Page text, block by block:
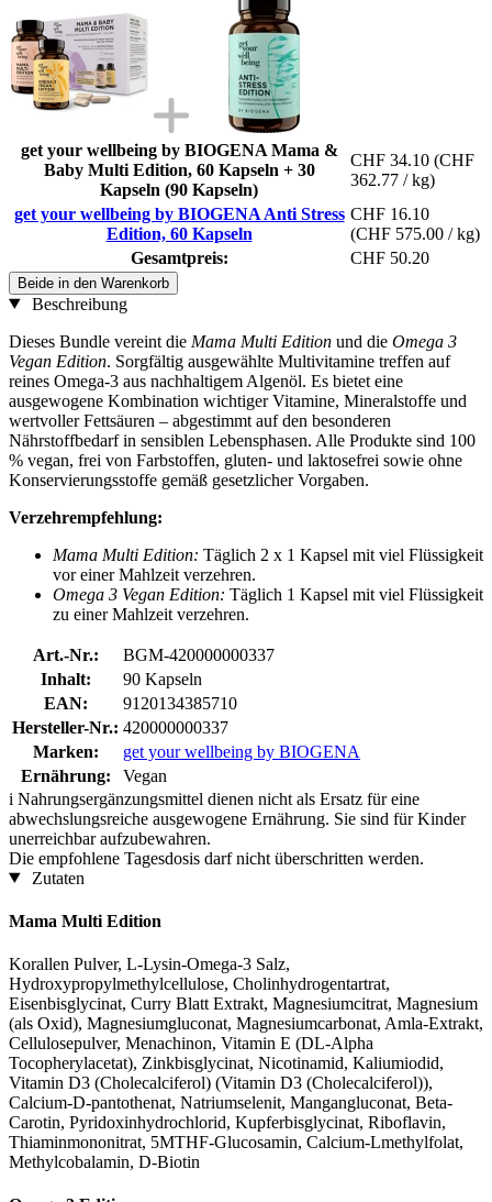
get your wellbeing by BIOGENA Mama &
Baby Multi Edition, 60 Kapseln + 30
Kapseln (90 Kapseln)
CHF 34.10 (CHF
362.77 / kg)
get your wellbeing by BIOGENA Anti Stress
Edition, 60 Kapseln
CHF 16.10
(CHF 575.00 / kg)
Gesamtpreis:
CHF 50.20
Beide in den Warenkorb
Beschreibung
Dieses Bundle vereint die Mama Multi Edition und die Omega 3
Vegan Edition. Sorgfältig ausgewählte Multivitamine treffen auf
reines Omega-3 aus nachhaltigem Algenöl. Es bietet eine
ausgewogene Kombination wichtiger Vitamine, Mineralstoffe und
wertvoller Fettsäuren – abgestimmt auf den besonderen
Nährstoffbedarf in sensiblen Lebensphasen. Alle Produkte sind 100
% vegan, frei von Farbstoffen, gluten- und laktosefrei sowie ohne
Konservierungsstoffe gemäß gesetzlicher Vorgaben.
Verzehrempfehlung:
Mama Multi Edition: Täglich 2 x 1 Kapsel mit viel Flüssigkeit
vor einer Mahlzeit verzehren.
Omega 3 Vegan Edition: Täglich 1 Kapsel mit viel Flüssigkeit
zu einer Mahlzeit verzehren.
Art.-Nr.:
BGM-420000000337
Inhalt:
90 Kapseln
EAN:
9120134385710
Hersteller-Nr.: 420000000337
Marken:
get your wellbeing by BIOGENA
Ernährung:
Vegan
i Nahrungsergänzungsmittel dienen nicht als Ersatz für eine
abwechslungsreiche ausgewogene Ernährung. Sie sind für Kinder
unerreichbar aufzubewahren.
Die empfohlene Tagesdosis darf nicht überschritten werden.
Zutaten
Mama Multi Edition
Korallen Pulver, L-Lysin-Omega-3 Salz,
Hydroxypropylmethylcellulose, Cholinhydrogentartrat,
Eisenbisglycinat, Curry Blatt Extrakt, Magnesiumcitrat, Magnesium
(als Oxid), Magnesiumgluconat, Magnesiumcarbonat, Amla-Extrakt,
Cellulosepulver, Menachinon, Vitamin E (DL-Alpha
Tocopherylacetat), Zinkbisglycinat, Nicotinamid, Kaliumiodid,
Vitamin D3 (Cholecalciferol) (Vitamin D3 (Cholecalciferol)),
Calcium-D-pantothenat, Natriumselenit, Mangangluconat, Beta-
Carotin, Pyridoxinhydrochlorid, Kupferbisglycinat, Riboflavin,
Thiaminmononitrat, 5MTHF-Glucosamin, Calcium-Lmethylfolat,
Methylcobalamin, D‑Biotin